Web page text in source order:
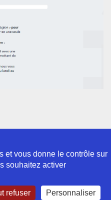
et vous donne le contrôle sur
souhaitez activer
refuser Personnaliser